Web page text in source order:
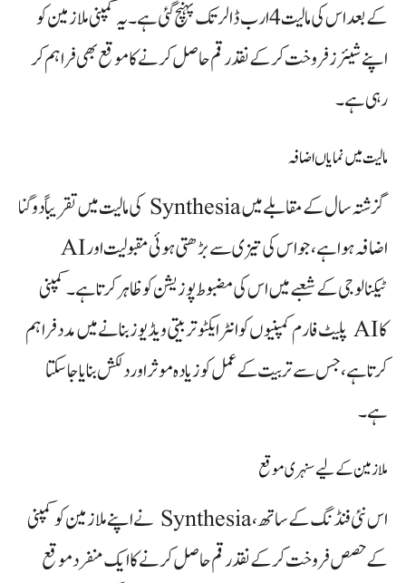
کے بعد اس کی مالیت 4 ارب ڈالر تک پہنچ گئی ہے۔ یہ کمپنی ملازمین کو
اپنے شیئرز فروخت کرکے نقد رقم حاصل کرنے کا موقع بھی فراہم کر
رہی ہے۔
مالیت میں نمایاں اضافہ
گزشتہ سال کے مقابلے میں Synthesia کی مالیت میں تقریباً دوگنا
اضافہ ہوا ہے، جو اس کی تیزی سے بڑھتی ہوئی مقبولیت اور AI
ٹیکنالوجی کے شعبے میں اس کی مضبوط پوزیشن کو ظاہر کرتا ہے۔ کمپنی
کا AI پلیٹ فارم کمپنیوں کو انٹرایکٹو تربیتی ویڈیوز بنانے میں مدد فراہم
کرتا ہے، جس سے تربیت کے عمل کو زیادہ موثر اور دلکش بنایا جا سکتا
ہے۔
ملازمین کے لیے سنہری موقع
اس نئی فنڈنگ کے ساتھ، Synthesia نے اپنے ملازمین کو کمپنی
کے حصص فروخت کرکے نقد رقم حاصل کرنے کا ایک منفرد موقع